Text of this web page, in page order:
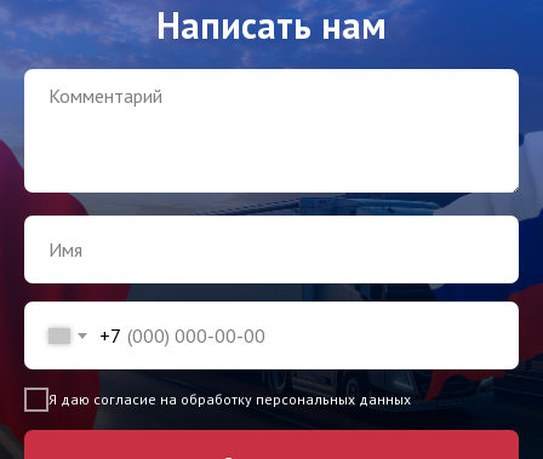
Написать нам
+7
Я даю согласие на обработку персональных данных